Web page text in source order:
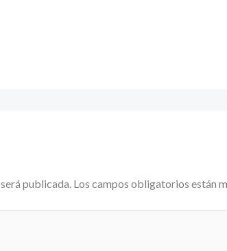
publicada. Los campos obligatorios están